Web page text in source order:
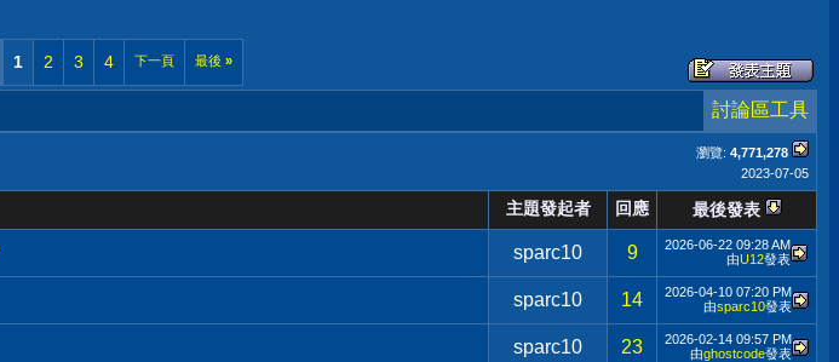
1 2 3 4 下一頁 最後 »
討論區工具
瀏覽: 4,771,278
2023-07-05
主題發起者 回應 最後發表
sparc10 9 2026-06-22 09:28 AM
由U12發表
sparc10 14 2026-04-10 07:20 PM
由sparc10發表
sparc10 23 2026-02-14 09:57 PM
由ghostcode發表